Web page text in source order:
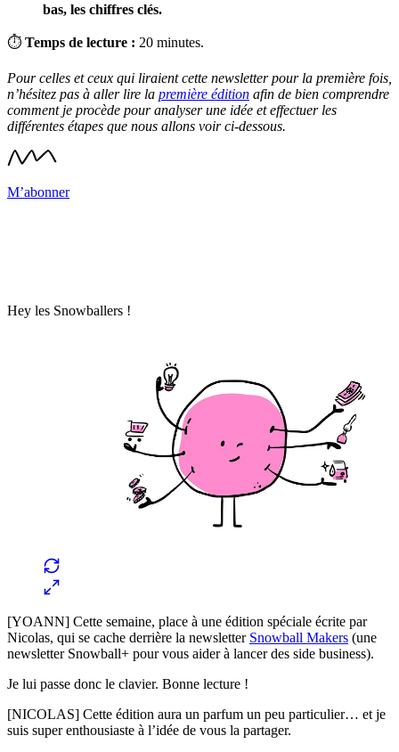
bas, les chiffres clés.
⏱ Temps de lecture : 20 minutes.
Pour celles et ceux qui liraient cette newsletter pour la première fois,
n’hésitez pas à aller lire la première édition afin de bien comprendre
comment je procède pour analyser une idée et effectuer les
différentes étapes que nous allons voir ci-dessous.
M’abonner
Hey les Snowballers !
[YOANN] Cette semaine, place à une édition spéciale écrite par
Nicolas, qui se cache derrière la newsletter Snowball Makers (une
newsletter Snowball+ pour vous aider à lancer des side business).
Je lui passe donc le clavier. Bonne lecture !
[NICOLAS] Cette édition aura un parfum un peu particulier… et je
suis super enthousiaste à l’idée de vous la partager.